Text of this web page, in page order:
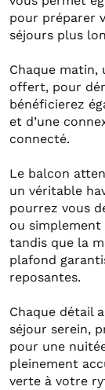
pour préparer
séjours plus
Chaque
offert, pour
bénéficierez
et d’une
connecté.
Le balcon
un véritable
pourrez vous
ou
tandis que la
plafond
reposantes.
Chaque détail
séjour serein,
pour une
pleinement
verte à votre